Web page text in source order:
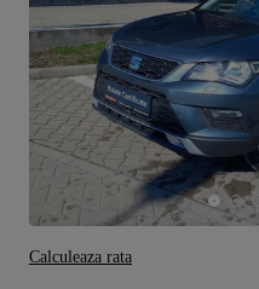
Calculeaza rata